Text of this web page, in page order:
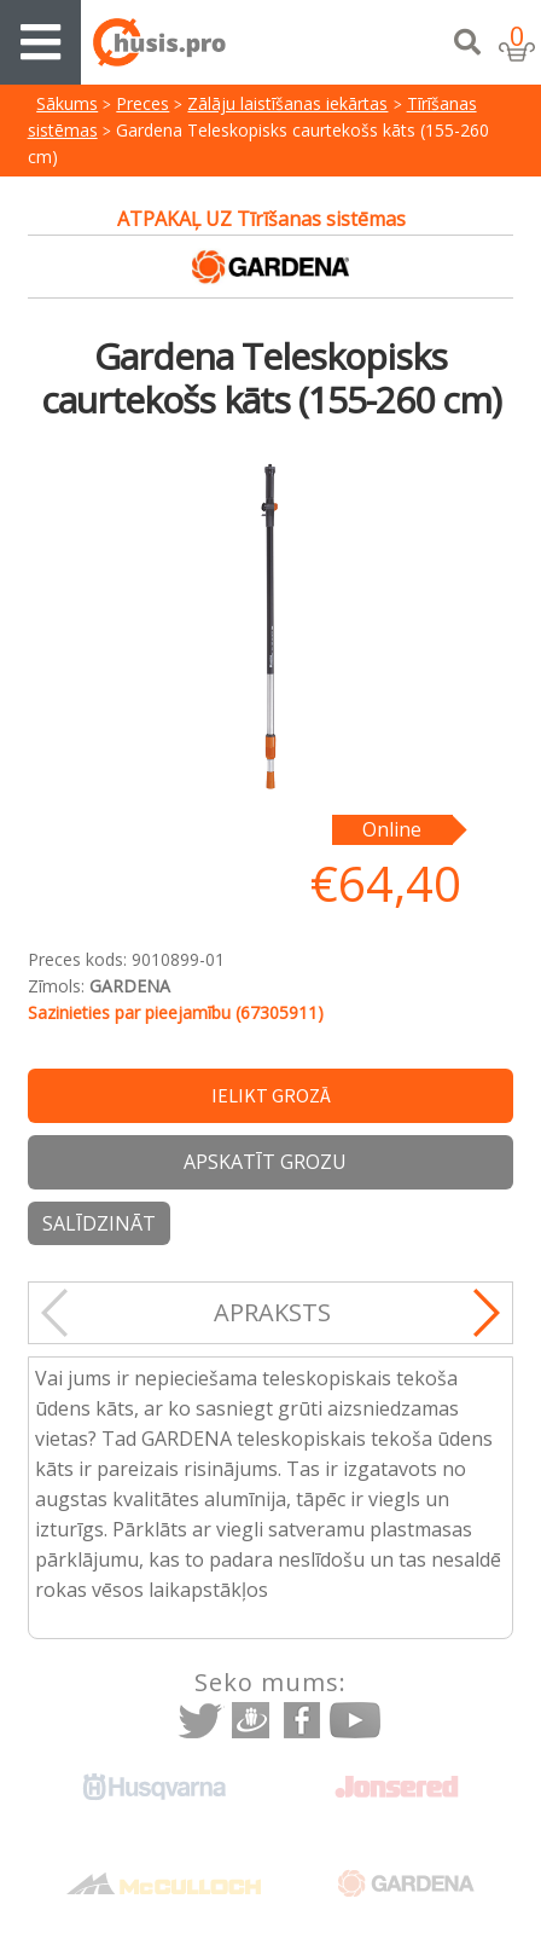
0
Sākums Preces Zālāju laistīšanas iekārtas
Tīrīšanas
sistēmas
Gardena Teleskopisks caurtekošs kāts (155-260
cm)
ATPAKAĻ UZ Tīrīšanas sistēmas
Gardena Teleskopisks
caurtekošs kāts (155-260 cm)
Online
€64,40
Preces kods: 9010899-01
Zīmols: GARDENA
Sazinieties par pieejamību (67305911)
IELIKT GROZĀ
APSKATĪT GROZU
SALĪDZINĀT
APRAKSTS
Vai jums ir nepieciešama teleskopiskais tekoša
ūdens kāts, ar ko sasniegt grūti aizsniedzamas
vietas? Tad GARDENA teleskopiskais tekoša ūdens
kāts ir pareizais risinājums. Tas ir izgatavots no
augstas kvalitātes alumīnija, tāpēc ir viegls un
izturīgs. Pārklāts ar viegli satveramu plastmasas
pārklājumu, kas to padara neslīdošu un tas nesaldē
rokas vēsos laikapstākļos
Seko mums: